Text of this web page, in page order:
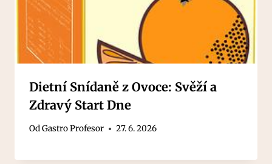
Dietní Snídaně z Ovoce: Svěží a
Zdravý Start Dne
OdGastro Profesor 27. 6. 2026